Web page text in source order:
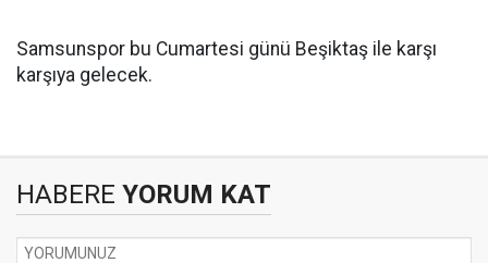
Samsunspor bu Cumartesi günü Beşiktaş ile karşı
karşıya gelecek.
HABERE YORUM KAT